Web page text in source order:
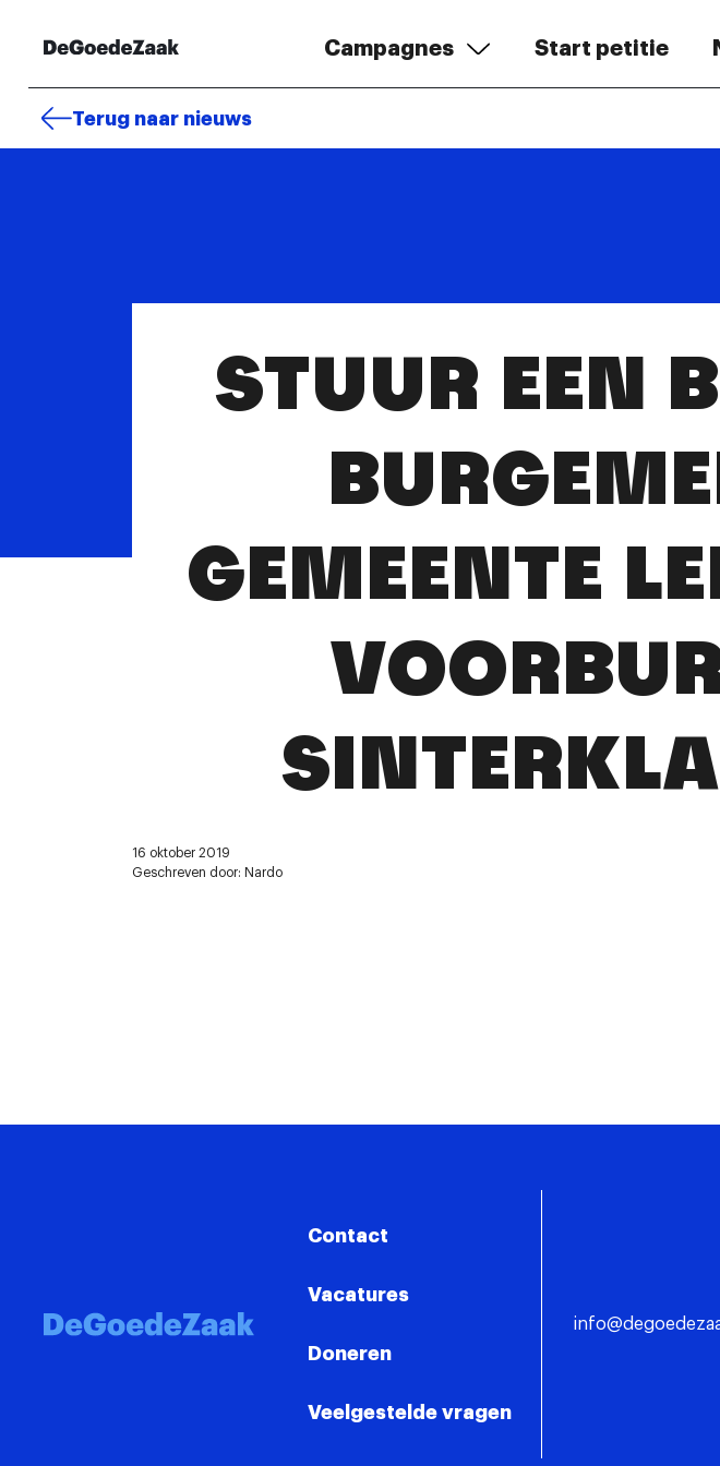
Campagnes Start petitie
Terug naar nieuws
STUUR EEN
GEMEENTE
16 oktober 2019
Geschreven door: Nardo
Contact
Vacatures
Doneren
Veelgestelde vragen